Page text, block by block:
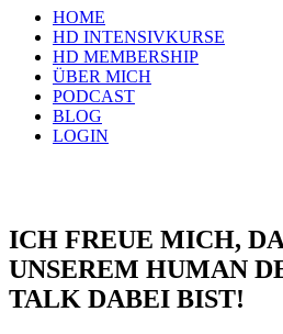
HOME
HD INTENSIVKURSE
HD MEMBERSHIP
ÜBER MICH
PODCAST
BLOG
LOGIN
ICH FREUE MICH,
UNSEREM HUMAN
TALK DABEI BIST!